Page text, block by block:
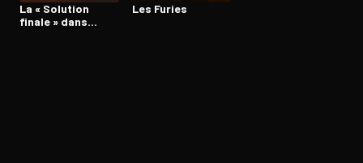
La « Solution
finale » dans
Les Furies